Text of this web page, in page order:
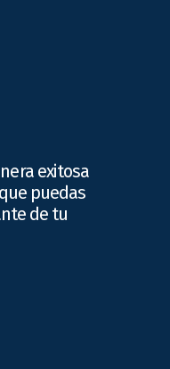
exitosa
puedas
de tu